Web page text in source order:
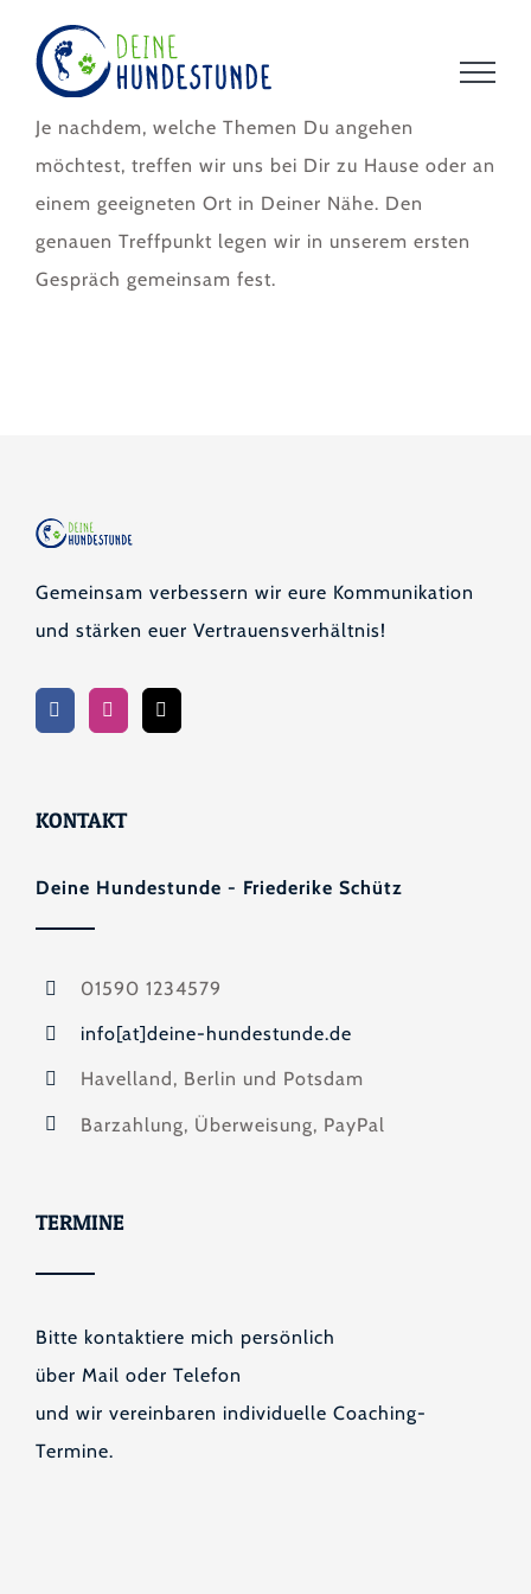
Inhalt
springen
Je nachdem, welche Themen Du angehen
möchtest, treffen wir uns bei Dir zu Hause oder an
einem geeigneten Ort in Deiner Nähe. Den
genauen Treffpunkt legen wir in unserem ersten
Gespräch gemeinsam fest.
Gemeinsam verbessern wir eure Kommunikation
und stärken euer Vertrauensverhältnis!
KONTAKT
Deine Hundestunde - Friederike Schütz
01590 1234579
info[at]deine-hundestunde.de
Havelland, Berlin und Potsdam
Barzahlung, Überweisung, PayPal
TERMINE
Bitte kontaktiere mich persönlich
über Mail oder Telefon
und wir vereinbaren individuelle Coaching-
Termine.